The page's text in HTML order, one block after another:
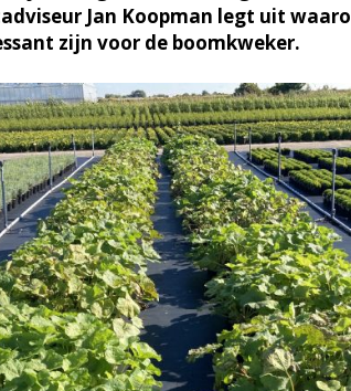
Jan Koopman legt uit
zijn voor de boomkweker.